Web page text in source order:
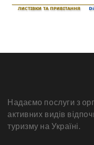
Надаємо послуги з
активних видів
туризму на Україні.